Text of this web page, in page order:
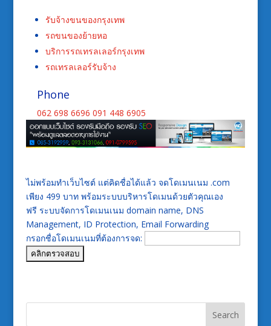
รับจ้างขนของกรุงเทพ
รถขนของย้ายหอ
บริการรถเทรลเลอร์กรุงเทพ
รถเทรลเลอร์รับจ้าง
Phone
062 698 6696 091 448 6905
ไม่พร้อมทำเว็บไซต์ แต่คิดชื่อได้แล้ว จดโดเมนเนม .com
เพียง 499 บาท พร้อมระบบบริหารโดเมนด้วยตัวคุณเอง
ฟรี ระบบจัดการโดเมนเนม domain name, DNS
Management, ID Protection, Email Forwarding
กรอกชื่อโดเมนเนมที่ต้องการจด: